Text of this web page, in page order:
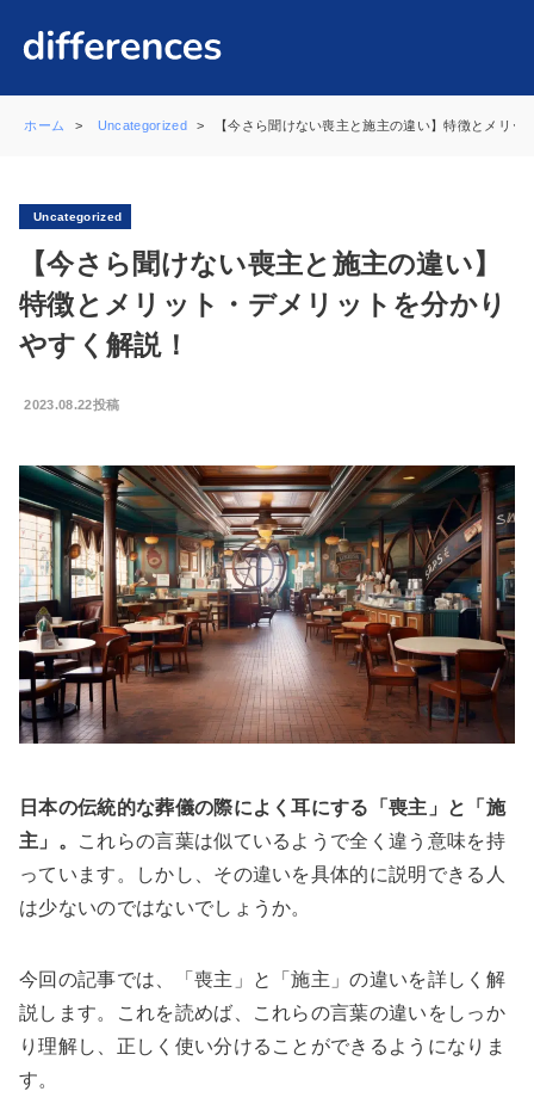
ホーム Uncategorized 【今さら聞けない喪主と施主の違い】特徴とメリ
Uncategorized
【今さら聞けない喪主と施主の違い】
特徴とメリット・デメリットを分かり
やすく解説！
2023.08.22投稿
日本の伝統的な葬儀の際によく耳にする「喪主」と「施
主」。
これらの言葉は似ているようで全く違う意味を持
っています。しかし、その違いを具体的に説明できる人
は少ないのではないでしょうか。
今回の記事では、「喪主」と「施主」の違いを詳しく解
説します。これを読めば、これらの言葉の違いをしっか
り理解し、正しく使い分けることができるようになりま
す。